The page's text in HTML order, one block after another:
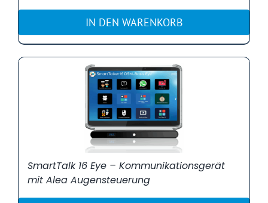
IN DEN WARENKORB
SmartTalk 16 Eye – Kommunikationsgerät
mit Alea Augensteuerung